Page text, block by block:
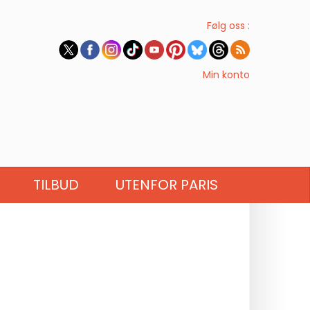
Følg oss :
Min konto
TILBUD UTENFOR PARIS